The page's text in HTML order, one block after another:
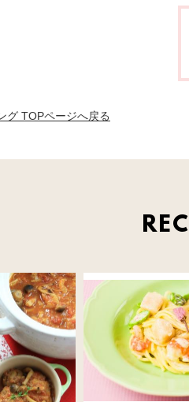
グ TOPページへ戻る